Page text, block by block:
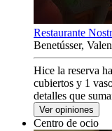
Restaurante
Benetússer,
Hice la reserva
cubiertos y 1
detalles que
Ver opiniones
Centro de ocio